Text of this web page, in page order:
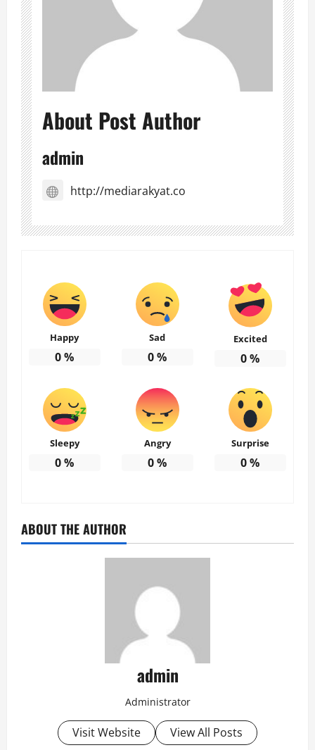
About Post Author
admin
http://mediarakyat.co
Happy
0%
Sad
0%
Excited
0%
Sleepy
0%
Angry
0%
Surprise
0%
ABOUT THE AUTHOR
admin
Administrator
Visit Website View All Posts